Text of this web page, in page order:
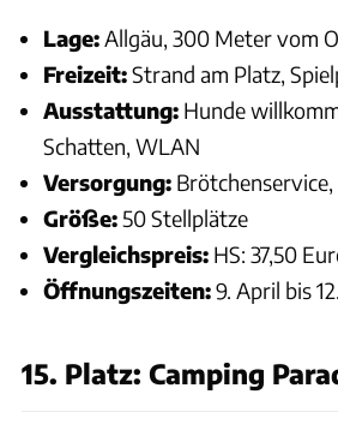
Lage:Allgäu, 300 Meter vom
Freizeit:Strand am Platz,
Ausstattung: Hunde
Schatten, WLAN
Versorgung:
Größe:50 Stellplätze
Vergleichspreis: HS: 37,50
Öffnungszeiten:9. April bis
15. Platz: Camping